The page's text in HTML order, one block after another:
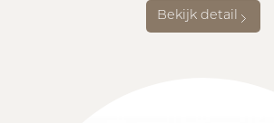
Bekijk detail